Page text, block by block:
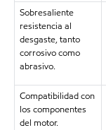
Sobresaliente
resistencia al
desgaste, tanto
corrosivo como
abrasivo.
Compatibilidad con
los componentes
del motor.